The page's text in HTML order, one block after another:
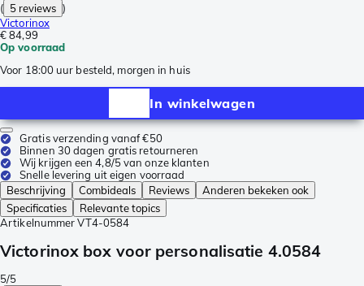
( 5 reviews )
Victorinox
€ 84,99
Op voorraad
Voor 18:00 uur besteld, morgen in huis
In winkelwagen
Gratis verzending vanaf €50
Binnen 30 dagen gratis retourneren
Wij krijgen een 4,8/5 van onze klanten
Snelle levering uit eigen voorraad
Beschrijving
Combideals Reviews
Anderen bekeken ook
Specificaties
Relevante topics
Artikelnummer VT4-0584
Victorinox box voor personalisatie 4.0584
5/5